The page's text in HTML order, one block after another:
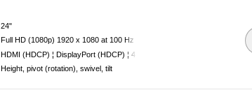
24"
Full HD (1080p) 1920 x 1080 at 100 Hz
HDMI (HDCP) ¦ DisplayPort (HDCP) ¦ 4 x USB 3.2 Gen 1 (1 charging) ¦
Height, pivot (rotation), swivel, tilt